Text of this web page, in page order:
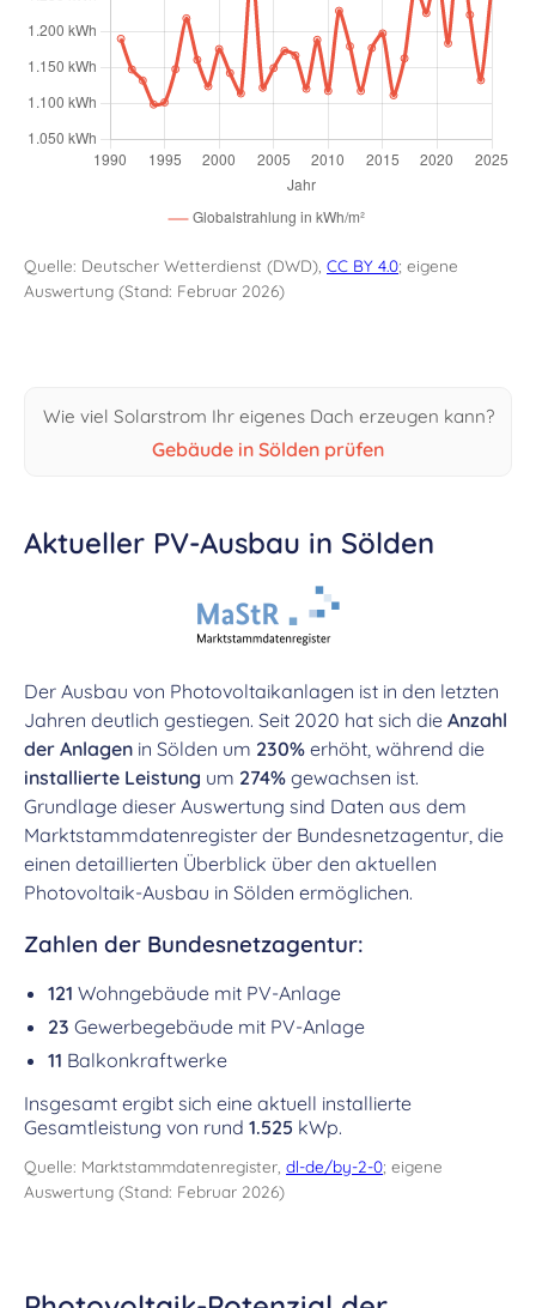
Quelle: Deutscher Wetterdienst (DWD), CC BY 4.0; eigene
Auswertung (Stand: Februar 2026)
Wie viel Solarstrom Ihr eigenes Dach erzeugen kann?
Gebäude in Sölden prüfen
Aktueller PV-Ausbau in Sölden
Der Ausbau von Photovoltaikanlagen ist in den letzten
Jahren deutlich gestiegen. Seit 2020 hat sich die Anzahl
der Anlagen in Sölden um 230% erhöht, während die
installierte Leistung um 274% gewachsen ist.
Grundlage dieser Auswertung sind Daten aus dem
Marktstammdatenregister der Bundesnetzagentur, die
einen detaillierten Überblick über den aktuellen
Photovoltaik-Ausbau in Sölden ermöglichen.
Zahlen der Bundesnetzagentur:
121 Wohngebäude mit PV-Anlage
23 Gewerbegebäude mit PV-Anlage
11 Balkonkraftwerke
Insgesamt ergibt sich eine aktuell installierte
Gesamtleistung von rund 1.525 kWp.
Quelle: Marktstammdatenregister, dl-de/by-2-0; eigene
Auswertung (Stand: Februar 2026)